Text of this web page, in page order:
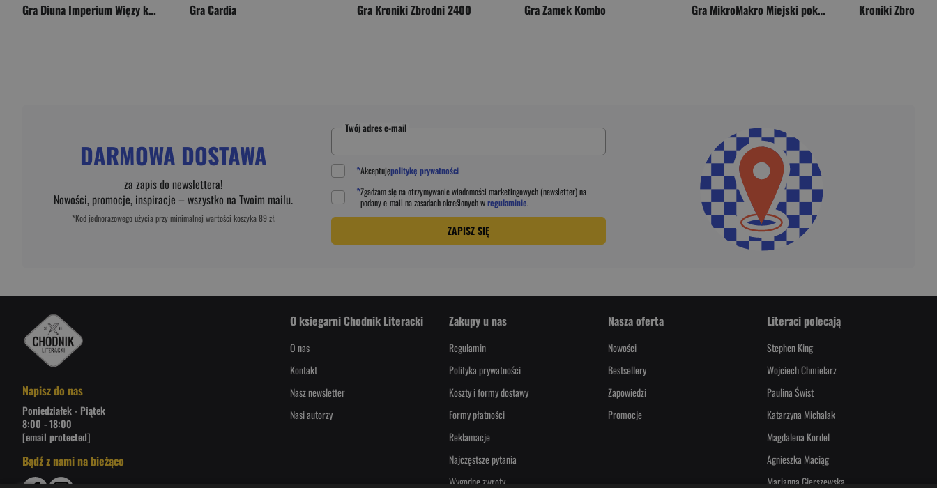
Gra Diuna Imperium Więzy krwi Gra Cardia Gra Kroniki Zbrodni 2400 Gra Zamek Kombo Gra MikroMakro Miejski poker Kroniki Zbrodni:
DARMOWA DOSTAWA
za zapis do newslettera!
Nowości, promocje, inspiracje – wszystko na Twoim mailu.
*Kod jednorazowego użycia przy minimalnej wartości koszyka 89 zł.
Twój adres e-mail
*Akceptujępolitykę prywatności
*Zgadzam się na otrzymywanie wiadomości marketingowych (newsletter) na
podanye-mail na zasadach określonych wregulaminie.
ZAPISZ SIĘ
Napisz do nas
Poniedziałek - Piątek
8:00 - 18:00
[email protected]
Bądź z nami na bieżąco
O ksiegarni Chodnik Literacki
O nas
Kontakt
Nasz newsletter
Nasi autorzy
Zakupy u nas
Regulamin
Polityka prywatności
Koszty i formy dostawy
Formy płatności
Reklamacje
Najczęstsze pytania
Wygodne zwroty
Nasza oferta
Nowości
Bestsellery
Zapowiedzi
Promocje
Literaci polecają
Stephen King
Wojciech Chmielarz
Paulina Świst
Katarzyna Michalak
Magdalena Kordel
Agnieszka Maciąg
Marianna Gierszewska